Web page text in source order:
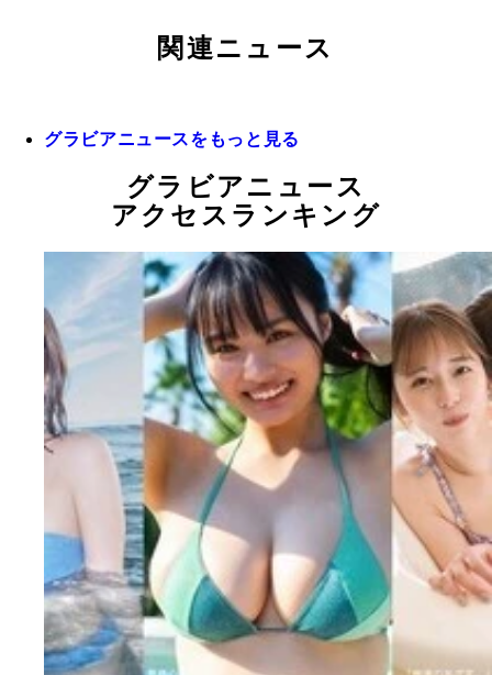
関連ニュース
グラビアニュースをもっと見る
グラビアニュース
アクセスランキング